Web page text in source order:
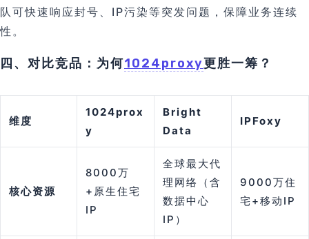
队可快速响应封号、IP污染等突发问题，保障业务连续
性。
四、对比竞品：为何1024proxy更胜一筹？
维度
1024prox
y
Bright
Data
IPFoxy
核心资源
8000万
+原生住宅
IP
全球最大代
理网络（含
数据中心
IP）
9000万住
宅+移动IP